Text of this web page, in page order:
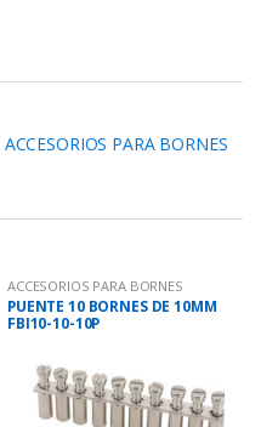
ACCESORIOS PARA BORNES
ACCESORIOS PARA BORNES
PUENTE 10 BORNES DE 10MM
FBI10-10-10P